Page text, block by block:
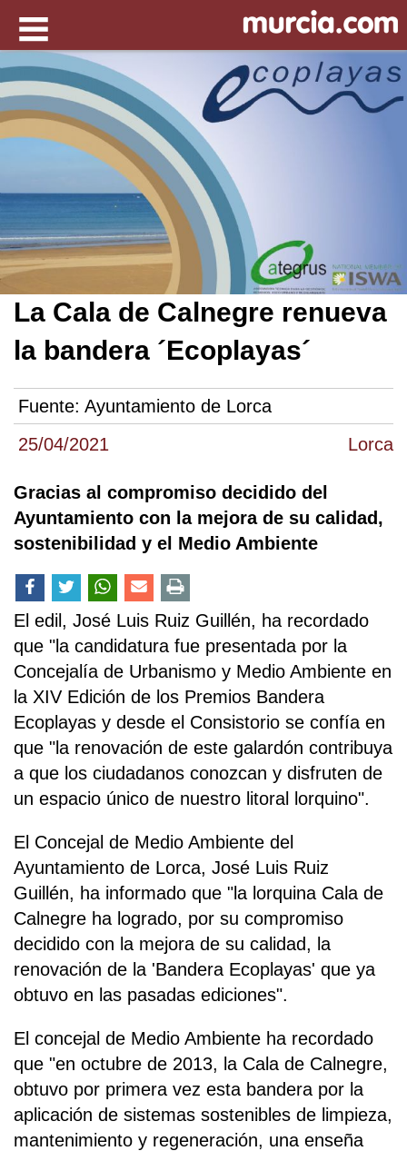
25/04/2021 Lorca
La Cala de Calnegre renueva
la bandera ´Ecoplayas´
Fuente: Ayuntamiento de Lorca
Gracias al compromiso decidido del
Ayuntamiento con la mejora de su calidad,
sostenibilidad y el Medio Ambiente
El edil, José Luis Ruiz Guillén, ha recordado
que "la candidatura fue presentada por la
Concejalía de Urbanismo y Medio Ambiente en
la XIV Edición de los Premios Bandera
Ecoplayas y desde el Consistorio se confía en
que "la renovación de este galardón contribuya
a que los ciudadanos conozcan y disfruten de
un espacio único de nuestro litoral lorquino".
El Concejal de Medio Ambiente del
Ayuntamiento de Lorca, José Luis Ruiz
Guillén, ha informado que "la lorquina Cala de
Calnegre ha logrado, por su compromiso
decidido con la mejora de su calidad, la
renovación de la 'Bandera Ecoplayas' que ya
obtuvo en las pasadas ediciones".
El concejal de Medio Ambiente ha recordado
que "en octubre de 2013, la Cala de Calnegre,
obtuvo por primera vez esta bandera por la
aplicación de sistemas sostenibles de limpieza,
mantenimiento y regeneración, una enseña